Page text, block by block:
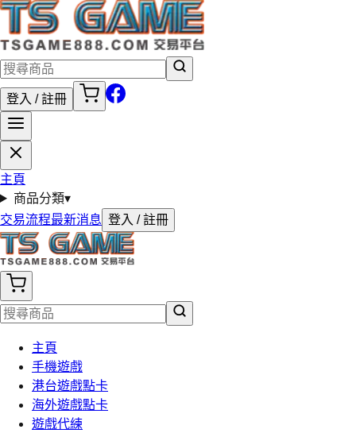
登入 / 註冊
主頁
商品分類▾
交易流程最新消息 登入 / 註冊
主頁
手機遊戲
港台遊戲點卡
海外遊戲點卡
遊戲代練